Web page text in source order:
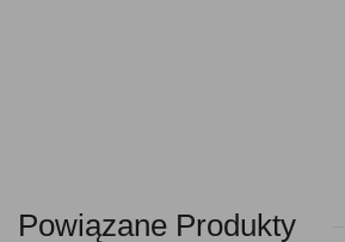
Powiązane Produkty